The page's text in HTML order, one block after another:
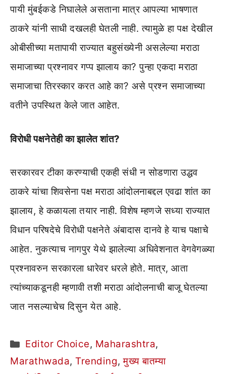
पायी मुंबईकडे निघालेले असताना मात्र आपल्या भाषणात
ठाकरे यांनी साधी दखलही घेतली नाही. त्यामुळे हा पक्ष देखील
ओबीसीच्या मतापायी राज्यात बहुसंख्येनी असलेल्या मराठा
समाजाच्या प्रश्नावर गप्प झालाय का? पुन्हा एकदा मराठा
समाजाचा तिरस्कार करत आहे का? असे प्रश्न समाजाच्या
वतीने उपस्थित केले जात आहेत.
विरोधी पक्षनेतेही का झालेत शांत?
सरकारवर टीका करण्याची एकही संधी न सोडणारा उद्धव
ठाकरे यांचा शिवसेना पक्ष मराठा आंदोलनाबद्दल एवढा शांत का
झालाय, हे कळायला तयार नाही. विशेष म्हणजे सध्या राज्यात
विधान परिषदेचे विरोधी पक्षनेते अंबादास दानवे हे याच पक्षाचे
आहेत. नुकत्याच नागपुर येथे झालेल्या अधिवेशनात वेगवेगळ्या
प्रश्नावरुन सरकारला धारेवर धरले होते. मात्र, आता
त्यांच्याकडूनही म्हणावी तशी मराठा आंदोलनाची बाजू घेतल्या
जात नसल्याचेच दिसुन येत आहे.
Categories
Editor Choice, Maharashtra,
Marathwada, Trending,मुख्य बातम्या